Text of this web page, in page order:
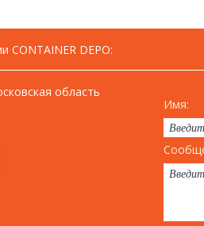
CONTAINER DEPO:
область
Имя: